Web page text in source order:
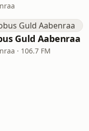
Guld Aabenraa
· 106.7 FM